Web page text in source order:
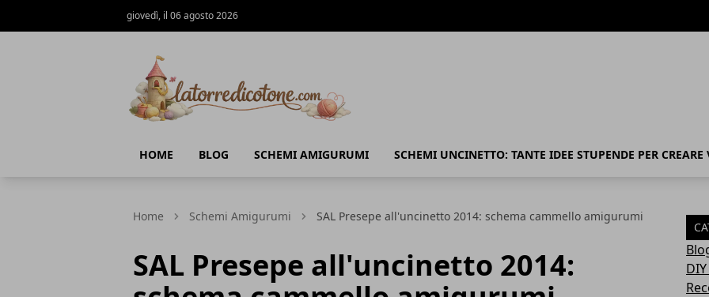
giovedì, il 06 agosto 2026
HOME BLOG SCHEMI AMIGURUMI SCHEMI UNCINETTO: TANTE IDEE STUPENDE PER
Home Schemi Amigurumi SAL Presepe all'uncinetto 2014: schema cammello amigurumi
SAL Presepe all'uncinetto 2014: